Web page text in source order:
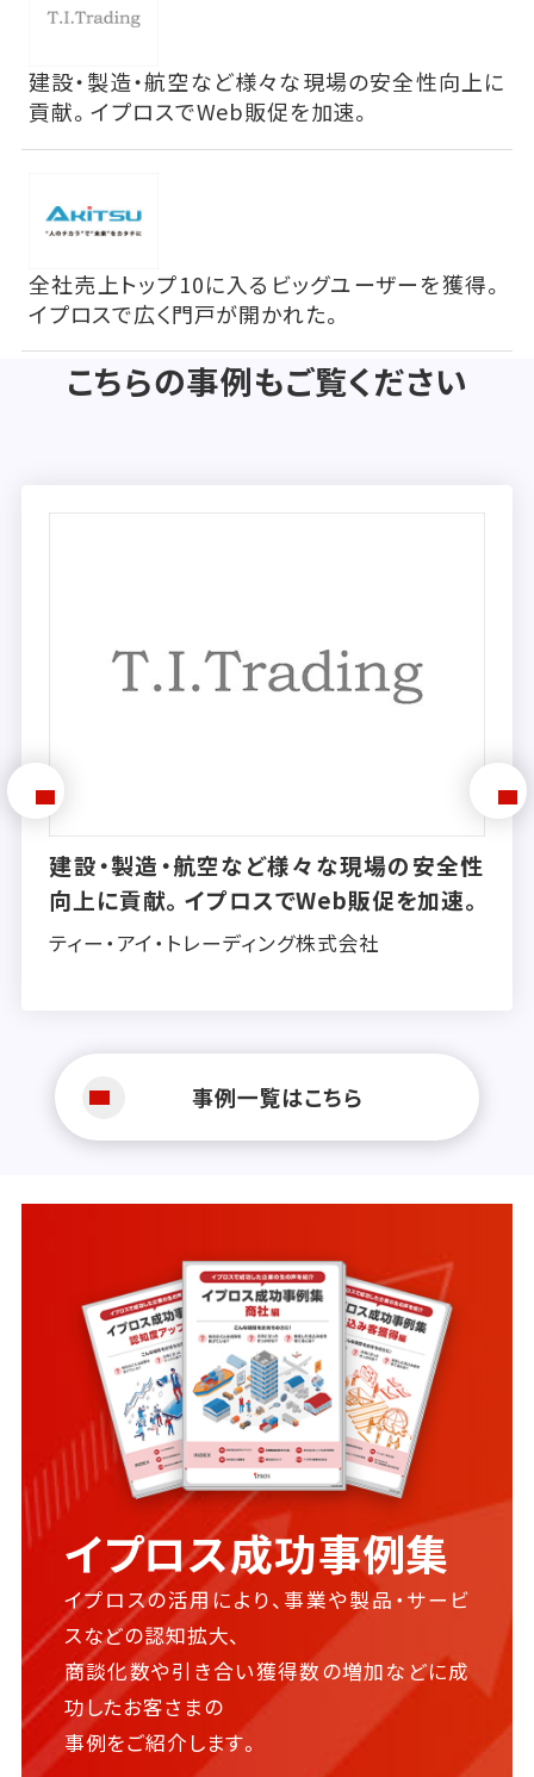
建設・製造・航空など様々な現場の安全性向上に
貢献。イプロスでWeb販促を加速。
全社売上トップ10に入るビッグユーザーを獲得。
イプロスで広く門戸が開かれた。
こちらの事例もご覧ください
建設・製造・航空など様々な現場の安全性
向上に貢献。イプロスでWeb販促を加速。
ティー・アイ・トレーディング株式会社
事例一覧はこちら
イプロス成功事例集
イプロスの活用により、事業や製品・サービ
スなどの認知拡大、
商談化数や引き合い獲得数の増加などに成
功したお客さまの
事例をご紹介します。